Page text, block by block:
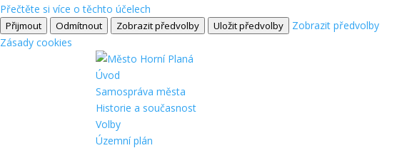
Přečtěte si více o těchto účelech
Přijmout Odmítnout Zobrazit předvolby Uložit předvolby
Zobrazit předvolby
Zásady cookies
Úvod
Samospráva města
Historie a současnost
Volby
Územní plán